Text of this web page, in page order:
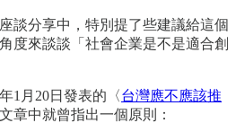
談分享中，特別提了些建議給這個
度來談談「社會企業是不是適合創
1月20日發表的〈台灣應不應該推
章中就曾指出一個原則：